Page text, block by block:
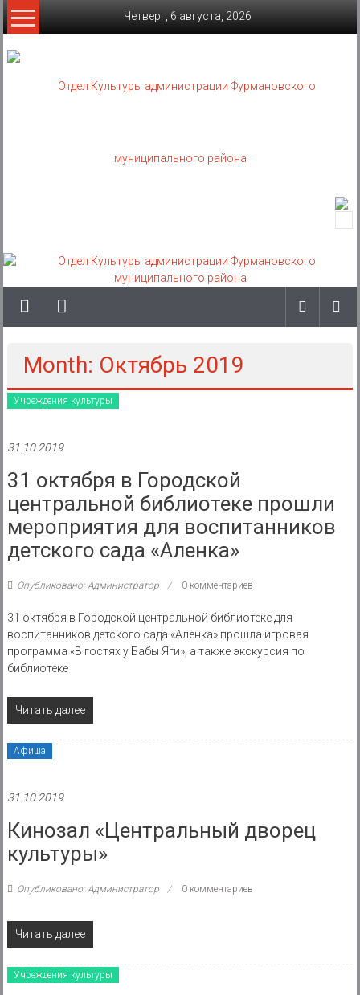
Skip
to
Четверг, 6 августа, 2026
администрации
Фурмановского
муниципального
района
Муниципальное
казенное
Month: Октябрь 2019
Учреждения культуры
31.10.2019
31 октября в Городской
центральной библиотеке прошли
мероприятия для воспитанников
детского сада «Аленка»
Опубликовано: Администратор 0 комментариев
31 октября в Городской центральной библиотеке для
воспитанников детского сада «Аленка» прошла игровая
программа «В гостях у Бабы Яги», а также экскурсия по
библиотеке
Читать далее
Афиша
31.10.2019
Кинозал «Центральный дворец
культуры»
Опубликовано: Администратор 0 комментариев
Читать далее
Учреждения культуры